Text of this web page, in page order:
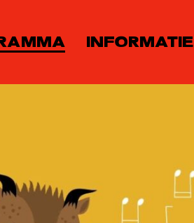
INFORMATIE